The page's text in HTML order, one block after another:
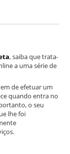
, saiba que trata-
a uma série de
de efetuar um
quando entra no
o seu
lhe foi